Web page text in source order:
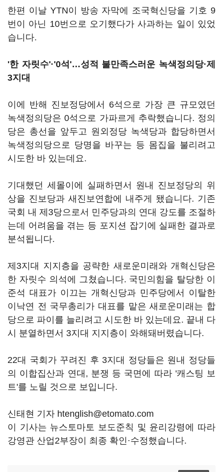
한편 이날 YTN이 방송 자막에 조국혁신당을 기호 9
번이 아닌 10번으로 오기했다가 사과하는 일이 있었
습니다.
'한 자릿수'·'0석'…성적 불만족스러운 녹색정의당·제
3지대
이에 반해 진보정당에서 6석으로 가장 큰 규모였던
녹색정의당은 0석으로 가파르게 추락했습니다. 정의
당은 총선을 앞두고 원외정당 녹색당과 합당하면서
녹색정의당으로 당명을 바꾸는 등 몸집을 불리려고
시도한 바 있는데요.
기대했던 세몰이에 실패하면서 원내 진보정당의 위
상을 진보당과 새진보연합에 내주게 됐습니다. 기존
국회 내 제3당으로서 민주당과의 연대 강도를 조절하
는데 어려움을 겪는 등 포지션 잡기에 실패한 결과로
분석됩니다.
제3지대 지지층을 공략한 새로운미래와 개혁신당은
한 자릿수 의석에 그쳤습니다. 국민의힘을 탈당한 이
준석 대표가 이끄는 개혁신당과 민주당에서 이탈한
이낙연 전 국무총리가 대표를 맡은 새로운미래는 합
당으로 파이를 늘리려고 시도한 바 있는데요. 끝내 다
시 분열하면서 3지대 지지층이 와해돼버렸습니다.
22대 국회가 꾸려진 후 3지대 정당들은 원내 정당들
의 이합집산과 연대, 분쟁 등 국면에 따라 '캐스팅 보
트'를 노릴 것으로 보입니다.
신태현 기자 htenglish@etomato.com
이 기사는 뉴스토마토 보도준칙 및 윤리강령에 따라
강영관 산업2부장이 최종 확인·수정했습니다.